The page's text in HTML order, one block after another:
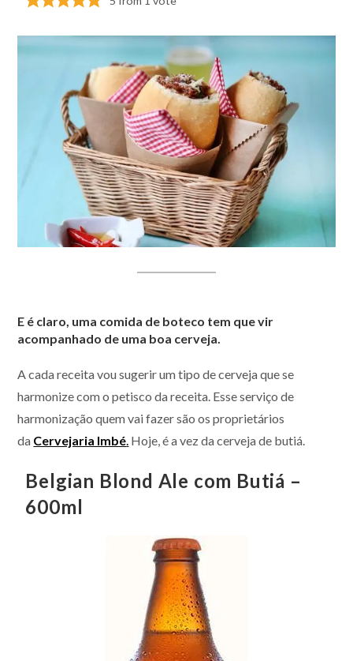
E é claro, uma comida de boteco tem que vir
acompanhado de uma boa cerveja.
A cada receita vou sugerir um tipo de cerveja que se
harmonize com o petisco da receita. Esse serviço de
harmonização quem vai fazer são os proprietários
da Cervejaria Imbé. Hoje, é a vez da cerveja de butiá.
Belgian Blond Ale com Butiá –
600ml